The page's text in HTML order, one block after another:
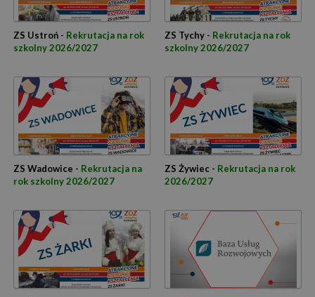
ZS Ustroń - Rekrutacja na rok
szkolny 2026/2027
ZS Tychy - Rekrutacja na rok
szkolny 2026/2027
ZS Wadowice - Rekrutacja na
rok szkolny 2026/2027
ZS Żywiec - Rekrutacja na rok
2026/2027